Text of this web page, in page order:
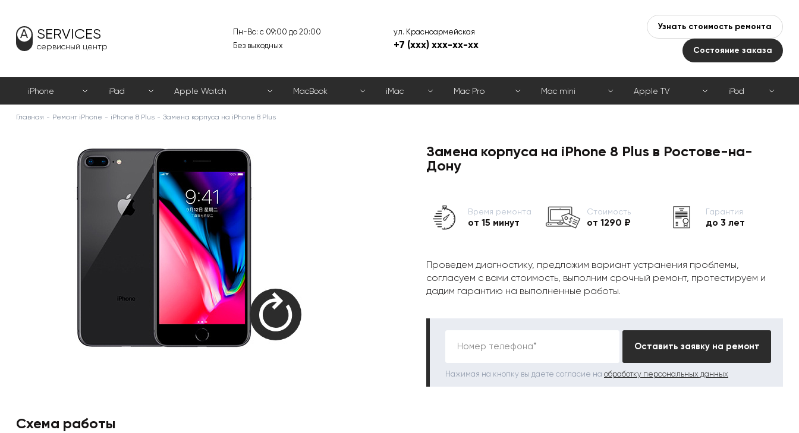
SERVICES
сервисный центр
Пн-Вс: с 09:00 до 20:00
Без выходных
ул. Красноармейская
+7 (xxx) xxx-xx-xx
Узнать стоимость ремонта
Состояние заказа
iPhone iPad Apple Watch MacBook iMac Mac Pro Mac mini Apple TV iPod
Главная Ремонт iPhone iPhone 8 Plus Замена корпуса на iPhone 8 Plus
Замена корпуса на iPhone 8 Plus в Ростове-на-
Дону
Время ремонта
от 15 минут
Стоимость
от 1290 ₽
Гарантия
до 3 лет
Проведем диагностику, предложим вариант устранения проблемы,
согласуем с вами стоимость, выполним срочный ремонт, протестируем и
дадим гарантию на выполненные работы.
Номер телефона* Оставить заявку на ремонт
Нажимая на кнопку вы даете согласие на обработку персональных данных
Схема работы